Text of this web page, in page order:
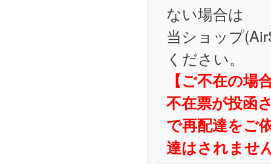
ない場合は
当ショップ
ください。
【ご不在の場
不在票が投函
で再配達をご
達はされませ